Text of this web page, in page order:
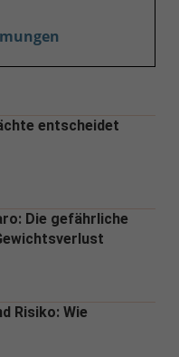
entscheidet
Die gefährliche
Risiko: Wie